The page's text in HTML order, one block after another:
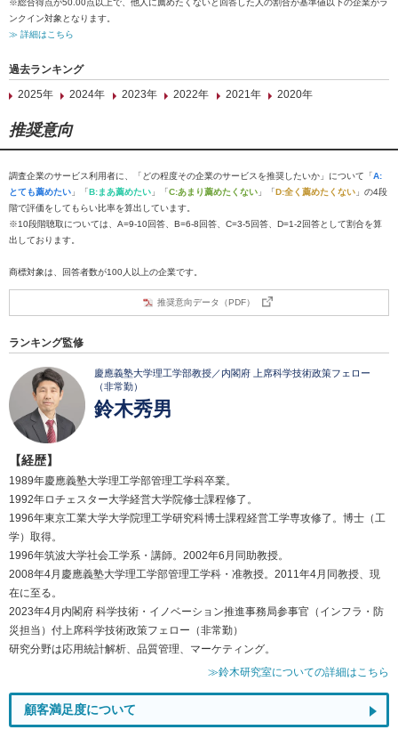
※総合得点が50.00点以上で、他人に薦めたくないと回答した人の割合が基準値以下の企業がラ
ンクイン対象となります。
≫ 詳細はこちら
過去ランキング
2025年
2024年 2023年 2022年 2021年 2020年
推奨意向
調査企業のサービス利用者に、「どの程度その企業のサービスを推奨したいか」について「A:
とても薦めたい 」「B:まあ薦めたい 」「C:あまり薦めたくない 」「D:全く薦めたくない 」の4段
階で評価をしてもらい比率を算出しています。
※10段階聴取については、A=9-10回答、B=6-8回答、C=3-5回答、D=1-2回答として割合を算
出しております。
商標対象は、回答者数が100人以上の企業です。
推奨意向データ（PDF）
ランキング監修
慶應義塾大学理工学部教授／内閣府 上席科学技術政策フェロー
（非常勤）
鈴木秀男
【経歴】
1989年慶應義塾大学理工学部管理工学科卒業。
1992年ロチェスター大学経営大学院修士課程修了。
1996年東京工業大学大学院理工学研究科博士課程経営工学専攻修了。博士（工
学）取得。
1996年筑波大学社会工学系・講師。2002年6月同助教授。
2008年4月慶應義塾大学理工学部管理工学科・准教授。2011年4月同教授、現
在に至る。
2023年4月内閣府 科学技術・イノベーション推進事務局参事官（インフラ・防
災担当）付上席科学技術政策フェロー（非常勤）
研究分野は応用統計解析、品質管理、マーケティング。
≫鈴木研究室についての詳細はこちら
顧客満足度について